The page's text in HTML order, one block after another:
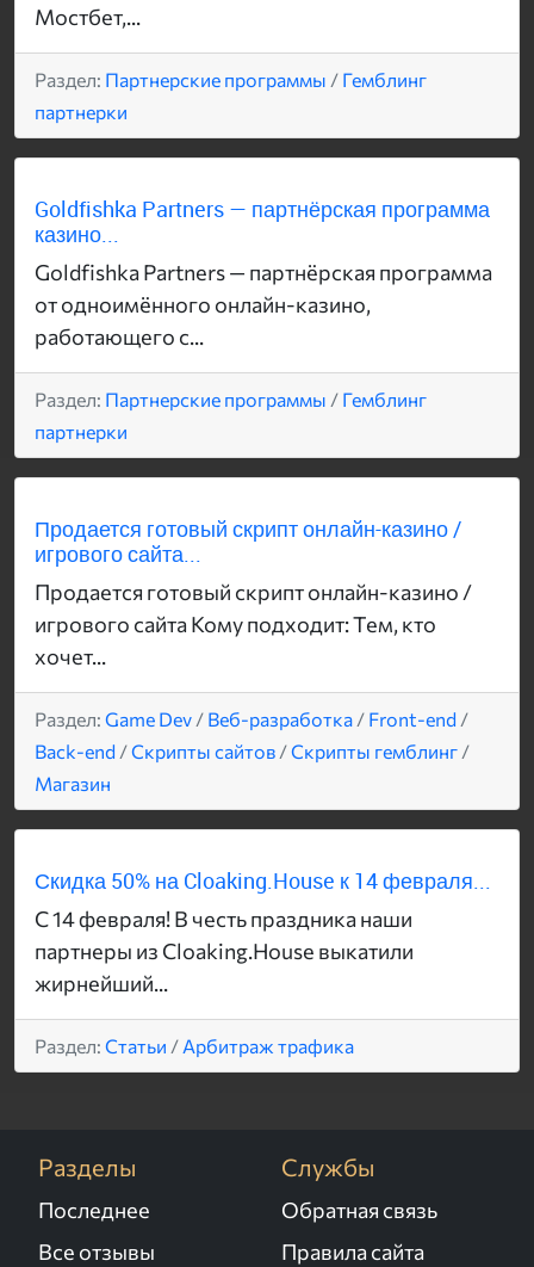
Мостбет,...
Раздел: Партнерские программы / Гемблинг
партнерки
Goldfishka Partners — партнёрская программа
казино...
Goldfishka Partners — партнёрская программа
от одноимённого онлайн-казино,
работающего с...
Раздел: Партнерские программы / Гемблинг
партнерки
Продается готовый скрипт онлайн-казино /
игрового сайта...
Продается готовый скрипт онлайн-казино /
игрового сайта Кому подходит: Тем, кто
хочет...
Раздел: Game Dev / Веб-разработка / Front-end /
Back-end /Скрипты сайтов /Скрипты гемблинг /
Магазин
Скидка 50% на Cloaking.House к 14 февраля...
С 14 февраля! В честь праздника наши
партнеры из Cloaking.House выкатили
жирнейший...
Раздел: Статьи / Арбитраж трафика
Разделы
Последнее
Все отзывы
Службы
Обратная связь
Правила сайта